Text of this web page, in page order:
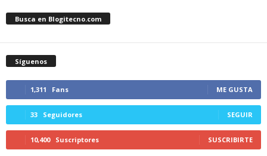
Busca en Blogitecno.com
Síguenos
1,311 Fans ME GUSTA
33 Seguidores SEGUIR
10,400 Suscriptores SUSCRIBIRTE